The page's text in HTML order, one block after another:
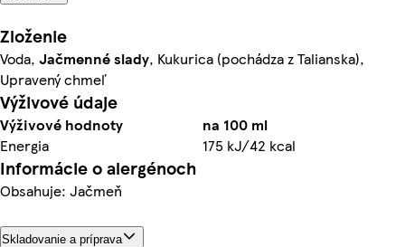
Zloženie
Voda, Jačmenné slady, Kukurica (pochádza z Talianska),
Upravený chmeľ
Výživové údaje
Výživové hodnoty
na 100 ml
Energia
175 kJ/42 kcal
Informácie o alergénoch
Obsahuje: Jačmeň
Skladovanie a príprava